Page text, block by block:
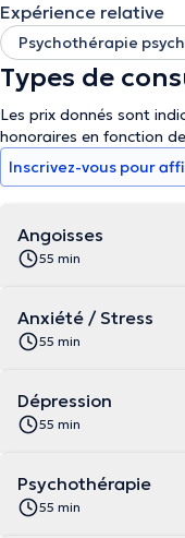
Expérience relative
Psychothérapie
Types de
Les prix donnés sont
honoraires en fonction
Inscrivez-vous pour
Angoisses
55 min
Anxiété / Stress
55 min
Dépression
55 min
Psychothérapie
55 min